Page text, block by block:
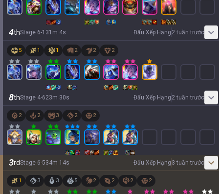
4thStage 6-1 31 m 4s Đấu Xếp Hạng 2 tuần trước
5 1 1 2 2 2
8thStage 4-623m 30s Đấu Xếp Hạng 2 tuần trước
2 2 3 2 2
3rdStage 6-534m 14s Đấu Xếp Hạng 3 tuần trước
1 3 3 5 2 2 2 2